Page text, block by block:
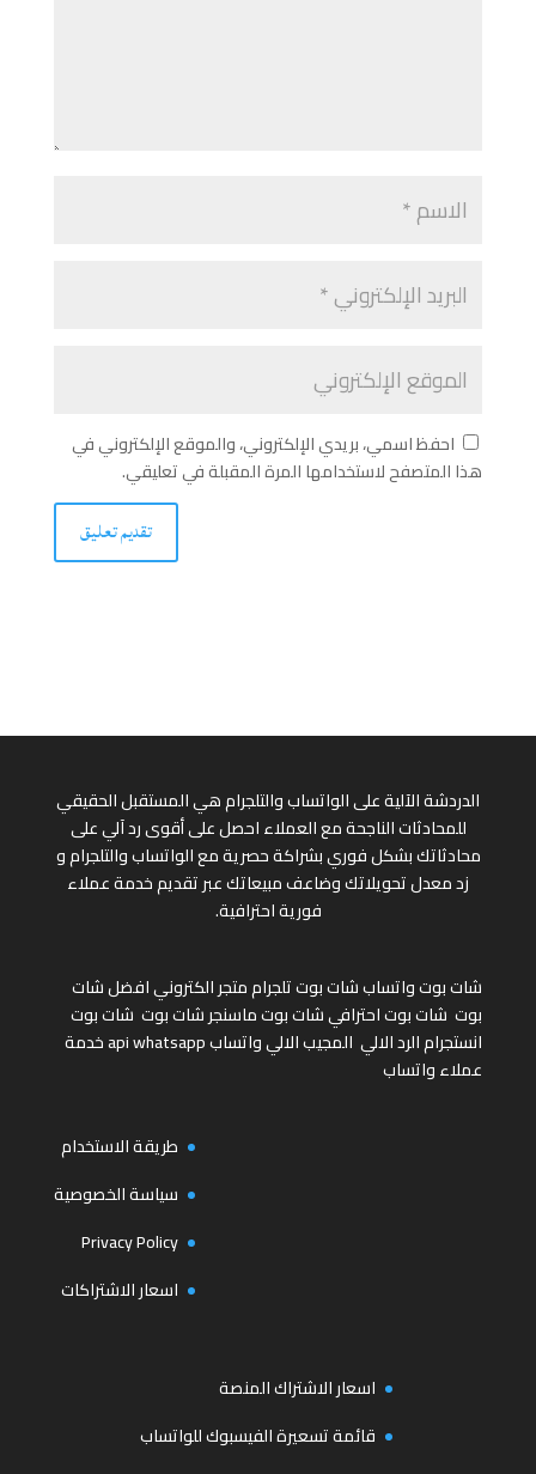
احفظ اسمي، بريدي الإلكتروني، والموقع الإلكتروني في
هذا المتصفح لاستخدامها المرة المقبلة في تعليقي.
الدردشة الآلية على الواتساب والتلجرام هي المستقبل الحقيقي
للمحادثات الناجحة مع العملاء احصل على أقوى رد آلي على
محادثاتك بشكل فوري بشراكة حصرية مع الواتساب والتلجرام و
زد معدل تحويلاتك وضاعف مبيعاتك عبر تقديم خدمة عملاء
فورية احترافية.
شات بوت واتسابشات بوت تلجراممتجر الكترونيافضل شات
بوت شات بوت احترافيشات بوت ماسنجرشات بوت شات بوت
انستجرامالرد الالي المجيب الالي واتسابapi whatsappخدمة
عملاء واتساب
طريقة الاستخدام
سياسة الخصوصية
Privacy Policy
اسعار الاشتراكات
اسعار الاشتراك المنصة
قائمة تسعيرة الفيسبوك للواتساب